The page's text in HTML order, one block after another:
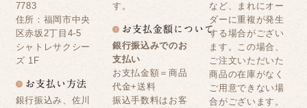
7783
住所：福岡市中央
区赤坂2丁目4-5
シャトレサクシー
ズ 1F
銀行振込み、佐川
す。
銀行振込みでのお
支払い
お支払金額＝商品
代金+送料
振込手数料はお客
など、まれにオー
ダーに重複が発生
する場合がござい
ます。この場合、
ご注文いただいた
商品の在庫がなく
ご用意できない場
合がございます。